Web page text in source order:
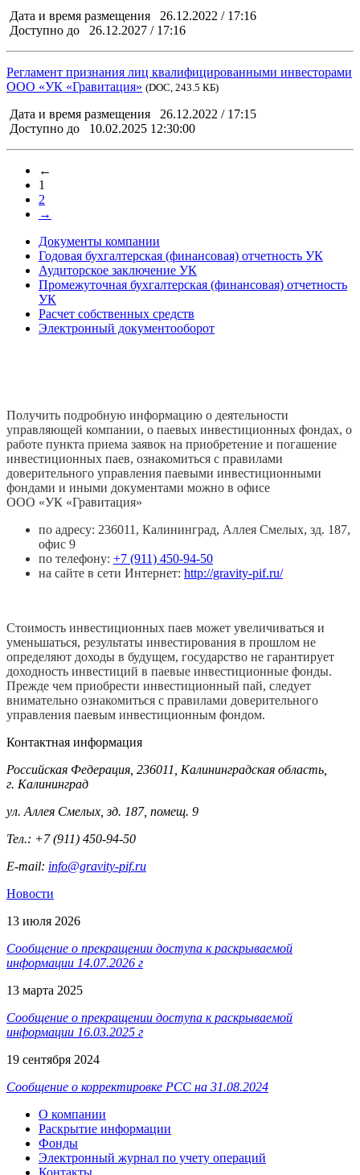
Дата и время размещения
26.12.2022 / 17:16
Доступно до
26.12.2027 / 17:16
Регламент признания лиц квалифицированными инвесторами
ООО «УК «Гравитация» (DOC, 243.5 КБ)
Дата и время размещения
26.12.2022 / 17:15
Доступно до
10.02.2025 12:30:00
←
1
2
→
Документы компании
Годовая бухгалтерская (финансовая) отчетность УК
Аудиторское заключение УК
Промежуточная бухгалтерская (финансовая) отчетность
УК
Расчет собственных средств
Электронный документооборот
Получить подробную информацию о деятельности
управляющей компании, о паевых инвестиционных фондах, о
работе пункта приема заявок на приобретение и погашение
инвестиционных паев, ознакомиться с правилами
доверительного управления паевыми инвестиционными
фондами и иными документами можно в офисе
ООО «УК «Гравитация»
по адресу: 236011, Калининград, Аллея Смелых, зд. 187,
офис 9
по телефону: +7 (911) 450-94-50
на сайте в сети Интернет: http://gravity-pif.ru/
Стоимость инвестиционных паев может увеличиваться и
уменьшаться, результаты инвестирования в прошлом не
определяют доходы в будущем, государство не гарантирует
доходность инвестиций в паевые инвестиционные фонды.
Прежде чем приобрести инвестиционный пай, следует
внимательно ознакомиться с правилами доверительного
управления паевым инвестиционным фондом.
Контактная информация
Российская Федерация, 236011, Калининградская область,
г. Калининград
ул. Аллея Смелых, зд. 187, помещ. 9
Тел.: +7 (911) 450-94-50
E-mail: info@gravity-pif.ru
Новости
13 июля 2026
Сообщение о прекращении доступа к раскрываемой
информации 14.07.2026 г
13 марта 2025
Сообщение о прекращении доступа к раскрываемой
информации 16.03.2025 г
19 сентября 2024
Сообщение о корректировке РСС на 31.08.2024
О компании
Раскрытие информации
Фонды
Электронный журнал по учету операций
Контакты